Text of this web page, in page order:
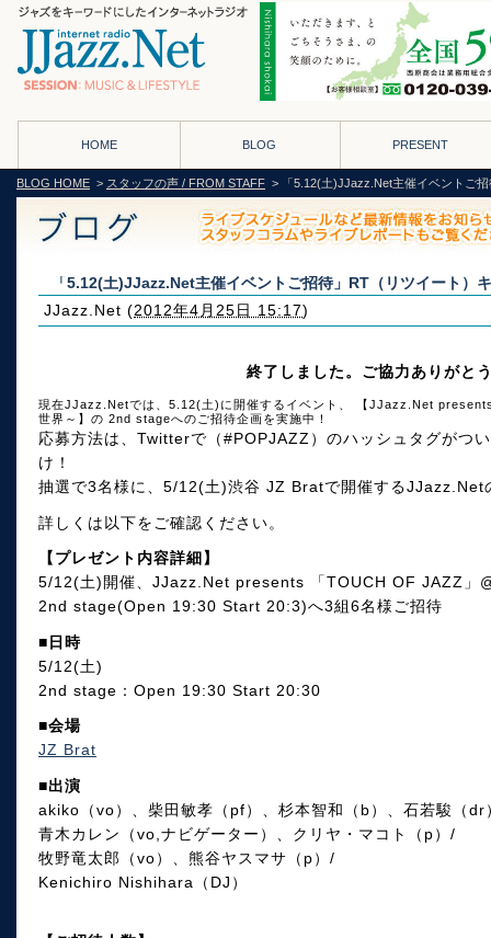
HOME BLOG PRESENT
BLOG HOME > スタッフの声 / FROM STAFF > 「5.12(土)JJazz.Net主催イベントご
「5.12(土)JJazz.Net主催イベントご招待」RT（リツイート）
JJazz.Net (2012年4月25日 15:17)
終了しました。ご協力ありがと
現在JJazz.Netでは、5.12(土)に開催するイベント、 【JJazz.Net
世界～】の 2nd stageへのご招待企画を実施中！
応募方法は、Twitterで（#POPJAZZ）のハッシュタグがつ
け！
抽選で3名様に、5/12(土)渋谷 JZ Bratで開催する
詳しくは以下をご確認ください。
【プレゼント内容詳細】
5/12(土)開催、JJazz.Net presents 「TOUCH OF JAZZ」
2nd stage(Open 19:30 Start 20:3)へ3組6名様ご招待
■日時
5/12(土)
2nd stage：Open 19:30 Start 20:30
■会場
JZ Brat
■出演
akiko（vo）、柴田敏孝（pf）、杉本智和（b）、石若駿（dr
青木カレン（vo,ナビゲーター）、クリヤ・マコト（p）/
牧野竜太郎（vo）、熊谷ヤスマサ（p）/
Kenichiro Nishihara（DJ）